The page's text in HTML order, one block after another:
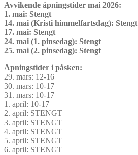
Avvikende åpningstider mai 2026:
1. mai: Stengt
14. mai (Kristi himmelfartsdag): Stengt
17. mai: Stengt
24. mai (1. pinsedag): Stengt
25. mai (2. pinsedag): Stengt
Åpningstider i påsken:
29. mars: 12-16
30. mars: 10-17
31. mars: 10-17
1. april: 10-17
2. april: STENGT
3. april: STENGT
4. april: STENGT
5. april: STENGT
6. april: STENGT